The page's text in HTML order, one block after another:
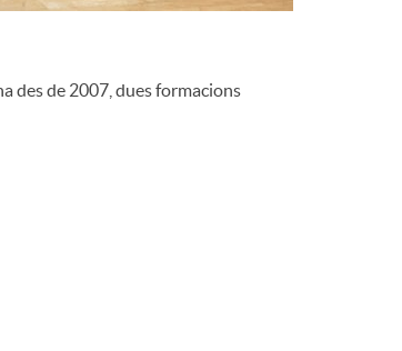
m
des de 2007, dues formacions